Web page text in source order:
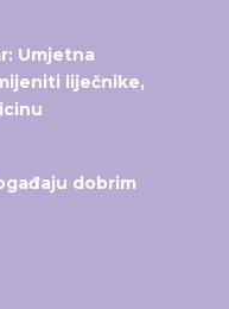
Umjetna
liječnike,
dobrim